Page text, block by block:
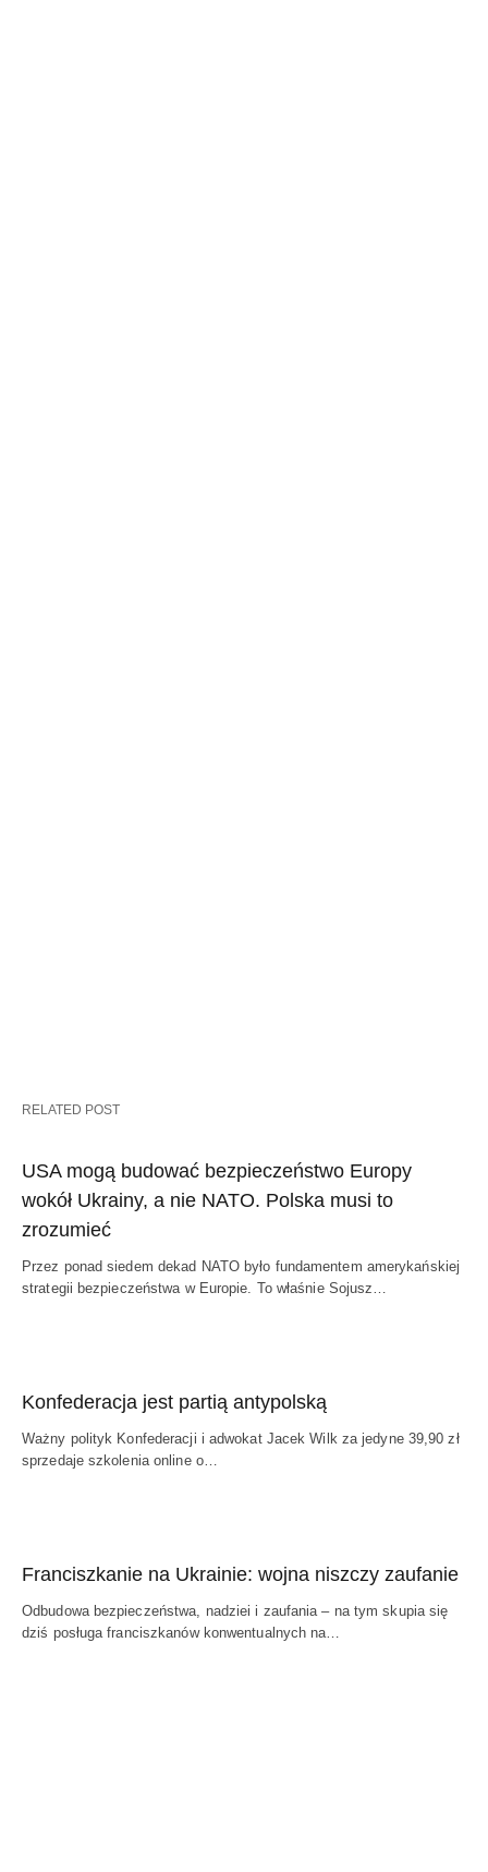
RELATED POST
USA mogą budować bezpieczeństwo Europy
wokół Ukrainy, a nie NATO. Polska musi to
zrozumieć
Przez ponad siedem dekad NATO było fundamentem amerykańskiej
strategii bezpieczeństwa w Europie. To właśnie Sojusz…
Konfederacja jest partią antypolską
Ważny polityk Konfederacji i adwokat Jacek Wilk za jedyne 39,90 zł
sprzedaje szkolenia online o…
Franciszkanie na Ukrainie: wojna niszczy zaufanie
Odbudowa bezpieczeństwa, nadziei i zaufania – na tym skupia się
dziś posługa franciszkanów konwentualnych na…